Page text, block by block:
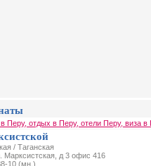
Перу, отдых в Перу, отели Перу, виза в
/ Таганская
Марксистская, д 3 офис 416
10 (мн.)